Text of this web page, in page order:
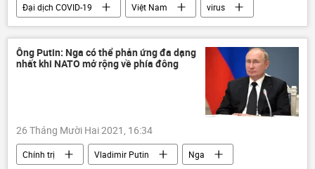
Đại dịch COVID-19 Việt Nam
virus
Vaccine
Cục Hàng không Việt Nam
Ông Putin: Nga có thể phản ứng đa dạng
nhất khi NATO mở rộng về phía đông
26 Tháng Mười Hai 2021, 16:34
Chính trị Vladimir Putin
Nga